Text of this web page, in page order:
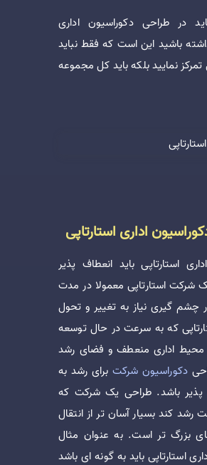
در طراحی دکوراسیون اداری
باشید این است که فقط نباید
نمایید بلکه باید کل مجموعه
اداری استارتاپی
استارتاپی باید انعطاف پذیر
شرکت استارتاپی معمولا در مدت
چشم گیری نیاز به تغییر و تحول
که به سرعت در حال توسعه
محیط اداری منعطف و فضای رشد
دکوراسیون شرکت برای رشد به
پذیر باشد. طراحی یک شرکت که
رشد کند بسیار آسان تر از انتقال
بزرگ تر است. به عنوان مثال
استارتاپی باید به گونه ای باشد